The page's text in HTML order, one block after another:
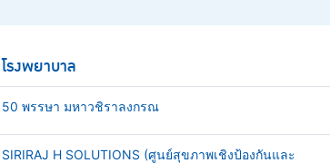
โรงพยาบาล
50 พรรษา มหาวชิราลงกรณ
SIRIRAJ H SOLUTIONS (ศูนย์สุขภาพเชิงป้องกันและ